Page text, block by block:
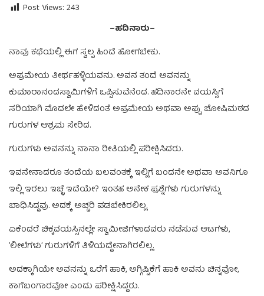
Post Views: 243
–ಹದಿನಾರು–
ನಾವು ಕಥೆಯಲ್ಲಿ ಈಗ ಸ್ವಲ್ಪ ಹಿಂದೆ ಹೋಗಬೇಕು.
ಅಪ್ರಮೇಯ ತೀರ್ಥಹಳ್ಳಿಯವನು. ಅವನ ತಂದೆ ಅವನನ್ನು
ಕುಮಾರಾನಂದಸ್ವಾಮಿಗಳಿಗೆ ಒಪ್ಪಿಸುವೆನೆಂದ. ಹದಿನಾರನೇ ವಯಸ್ಸಿಗೆ
ಸರಿಯಾಗಿ ಮೊದಲೇ ಹೇಳಿದಂತೆ ಅಪ್ರಮೇಯ ಅಥವಾ ಅಪ್ಪು ಜೋಷಿಮಠದ
ಗುರುಗಳ ಆಶ್ರಮ ಸೇರಿದ.
ಗುರುಗಳು ಅವನನ್ನು ನಾನಾ ರೀತಿಯಲ್ಲಿ ಪರೀಕ್ಷಿಸಿದರು.
ಇವನೇನಾದರೂ ತಂದೆಯ ಬಲವಂತಕ್ಕೆ ಇಲ್ಲಿಗೆ ಬಂದನೇ ಅಥವಾ ಅವನಿಗೂ
ಇಲ್ಲಿ ಇರಲು ಇಚ್ಛೆ ಇದೆಯೇ? ಇಂತಹ ಅನೇಕ ಪ್ರಶ್ನೆಗಳು ಗುರುಗಳನ್ನು
ಬಾಧಿಸಿದ್ದವು. ಅದಕ್ಕೆ ಅಚ್ಚರಿ ಪಡಬೇಕಿರಲಿಲ್ಲ.
ಏಕೆಂದರೆ ಚಿಕ್ಕವಯಸ್ಸಿನಲ್ಲೇ ಸ್ವಾಮೀಜಿಗಳಾದವರು ನಡೆಸುವ ಆಟಗಳು,
ʼಲೀಲೆಗಳುʼ ಗುರುಗಳಿಗೆ ತಿಳಿಯದ್ದೇನಾಗಿರಲಿಲ್ಲ.
ಅದಕ್ಕಾಗಿಯೇ ಅವನನ್ನು ಒರೆಗೆ ಹಾಕಿ, ಅಗ್ಗಿಷ್ಟಿಕೆಗೆ ಹಾಕಿ ಅವನು ಚಿನ್ನವೋ,
ಕಾಗೆಬಂಗಾರವೋ ಎಂದು ಪರೀಕ್ಷಿಸಿದ್ದರು.